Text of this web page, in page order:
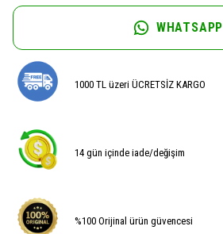
WHATSAPP
1000 TL üzeri ÜCRETSİZ KARGO
14 gün içinde iade/değişim
%100 Orijinal ürün güvencesi